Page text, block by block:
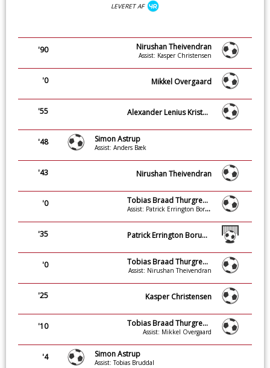
LEVERET AF
'90 Nirushan Theivendran
Assist: Kasper Christensen
'0 Mikkel Overgaard
'55 Alexander Lenius Kristensen
'48 Simon Astrup
Assist: Anders Bæk
'43 Nirushan Theivendran
'0 Tobias Braad Thurgren Nielsen
Assist: Patrick Errington Borup
'35 Patrick Errington Borup (Straffe)
'0 Tobias Braad Thurgren Nielsen
Assist: Nirushan Theivendran
'25 Kasper Christensen
'10 Tobias Braad Thurgren Nielsen
Assist: Mikkel Overgaard
'4 Simon Astrup
Assist: Tobias Bruddal